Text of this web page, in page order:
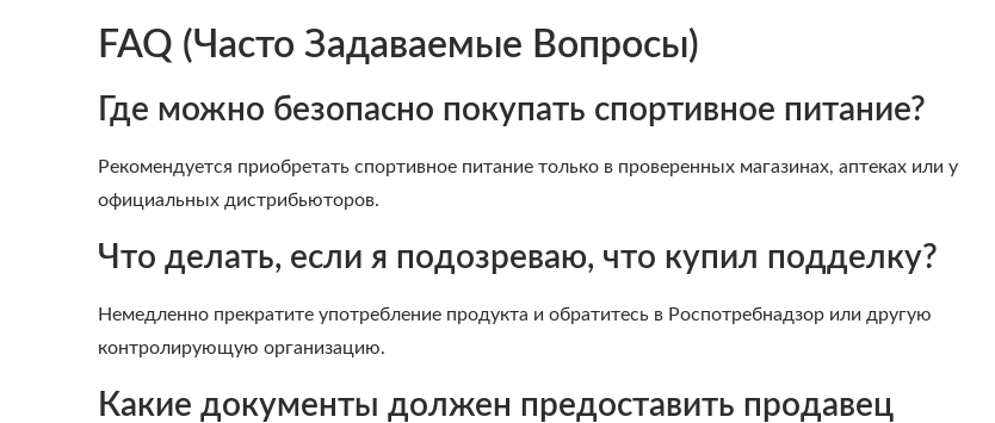
FAQ (Часто Задаваемые Вопросы)
Где можно безопасно покупать спортивное питание?
Рекомендуется приобретать спортивное питание только в проверенных магазинах, аптеках или у
официальных дистрибьюторов.
Что делать, если я подозреваю, что купил подделку?
Немедленно прекратите употребление продукта и обратитесь в Роспотребнадзор или другую
контролирующую организацию.
Какие документы должен предоставить продавец